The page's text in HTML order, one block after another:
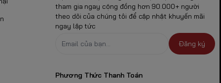
cảm
tham gia ngay cộng đồng hơn 90.000+ người
theo dõi của chúng tôi để cập nhật khuyến mãi
ngay lập tức
Đăng ký
Phương Thức Thanh Toán